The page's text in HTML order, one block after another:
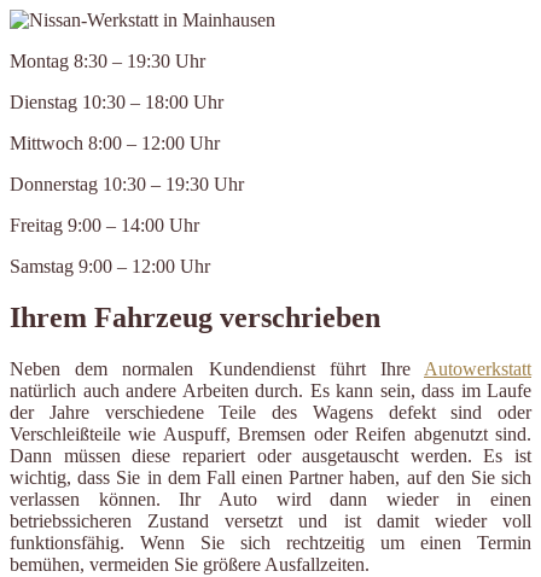
Montag 8:30 – 19:30 Uhr
Dienstag 10:30 – 18:00 Uhr
Mittwoch 8:00 – 12:00 Uhr
Donnerstag 10:30 – 19:30 Uhr
Freitag 9:00 – 14:00 Uhr
Samstag 9:00 – 12:00 Uhr
Ihrem Fahrzeug verschrieben
Neben dem normalen Kundendienst führt Ihre Autowerkstatt
natürlich auch andere Arbeiten durch. Es kann sein, dass im Laufe
der Jahre verschiedene Teile des Wagens defekt sind oder
Verschleißteile wie Auspuff, Bremsen oder Reifen abgenutzt sind.
Dann müssen diese repariert oder ausgetauscht werden. Es ist
wichtig, dass Sie in dem Fall einen Partner haben, auf den Sie sich
verlassen können. Ihr Auto wird dann wieder in einen
betriebssicheren Zustand versetzt und ist damit wieder voll
funktionsfähig. Wenn Sie sich rechtzeitig um einen Termin
bemühen, vermeiden Sie größere Ausfallzeiten.